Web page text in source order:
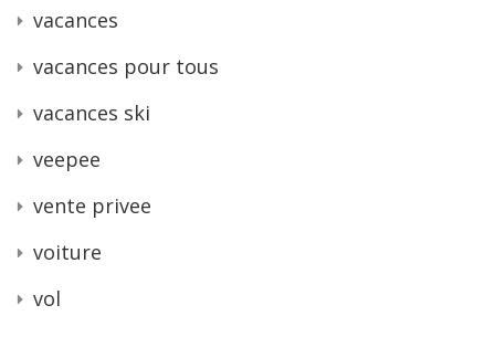
vacances
vacances pour tous
vacances ski
veepee
vente privee
voiture
vol